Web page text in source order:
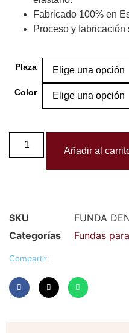
Fabricado 100% en
Proceso y fabricación
Plaza
Color
Añadir al
SKU
FUNDA
Categorías
Fundas
Compartir: